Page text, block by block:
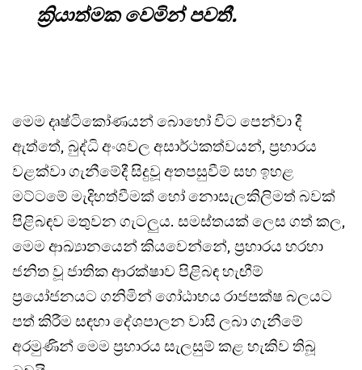
ක්‍රියාත්මක වෙමින් පවතී.
මෙම දෘෂ්ටිකෝණයන් බොහෝ විට පෙන්වා දී
ඇත්තේ, බුද්ධි අංශවල අසාර්ථකත්වයන්, ප්‍රහාරය
වළක්වා ගැනීමේදී සිදුවූ අතපසුවීම් සහ ඉහළ
මට්ටමේ මැදිහත්වීමක් හෝ නොසැලකිලිමත් බවක්
පිළිබඳව මතුවන ගැටලුය. සමස්තයක් ලෙස ගත් කල,
මෙම ආඛ්‍යානයෙන් කියවෙන්නේ, ප්‍රහාරය හරහා
ජනිත වූ ජාතික ආරක්ෂාව පිළිබඳ හැඟීම්
ප්‍රයෝජනයට ගනිමින් ගෝඨාභය රාජපක්ෂ බලයට
පත් කිරීම සඳහා දේශපාලන වාසි ලබා ගැනීමේ
අරමුණින් මෙම ප්‍රහාරය සැලසුම් කළ හැකිව තිබූ